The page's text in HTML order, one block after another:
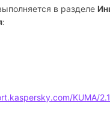
в разделе
:
KUMA/